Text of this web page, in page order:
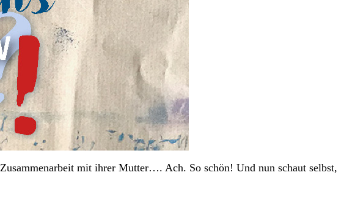
mit ihrer Mutter…. Ach. So schön! Und nun schaut selbst,